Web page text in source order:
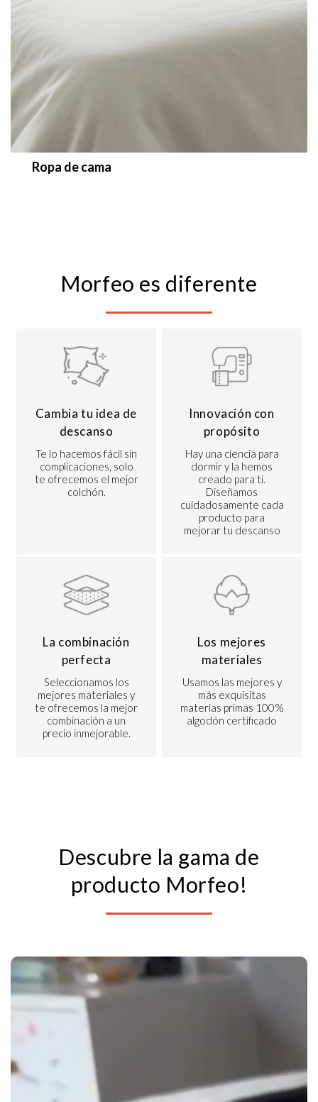
Ropa de cama
Morfeo es diferente
Cambia tu idea de
descanso
Te lo hacemos fácil sin
complicaciones, solo
te ofrecemos el mejor
colchón.
Innovación con
propósito
Hay una ciencia para
dormir y la hemos
creado para ti.
Diseñamos
cuidadosamente cada
producto para
mejorar tu descanso
La combinación
perfecta
Seleccionamos los
mejores materiales y
te ofrecemos la mejor
combinación a un
precio inmejorable.
Los mejores
materiales
Usamos las mejores y
más exquisitas
materias primas 100%
algodón certificado
Descubre la gama de
producto Morfeo!